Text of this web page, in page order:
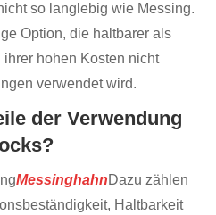
so langlebig wie Messing.
Option, die haltbarer als
hohen Kosten nicht
verwendet wird.
der Verwendung
MessinghahnDazu zählen
Haltbarkeit